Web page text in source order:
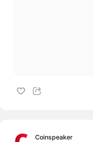
Coinspeaker